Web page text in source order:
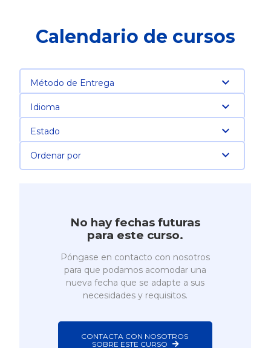
Calendario de cursos
Método de Entrega
Idioma
Estado
Ordenar por
No hay fechas futuras
para este curso.
Póngase en contacto con nosotros
para que podamos acomodar una
nueva fecha que se adapte a sus
necesidades y requisitos.
CONTACTA CON NOSOTROS
SOBRE ESTE CURSO